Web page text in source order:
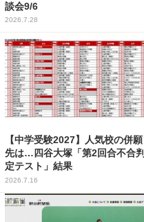
談会9/6
2026.7.28
【中学受験2027】人気校の併願
先は…四谷大塚「第2回合不合判
定テスト」結果
2026.7.16